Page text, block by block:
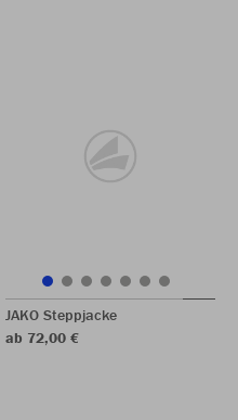
JAKO Steppjacke
ab 72,00 €